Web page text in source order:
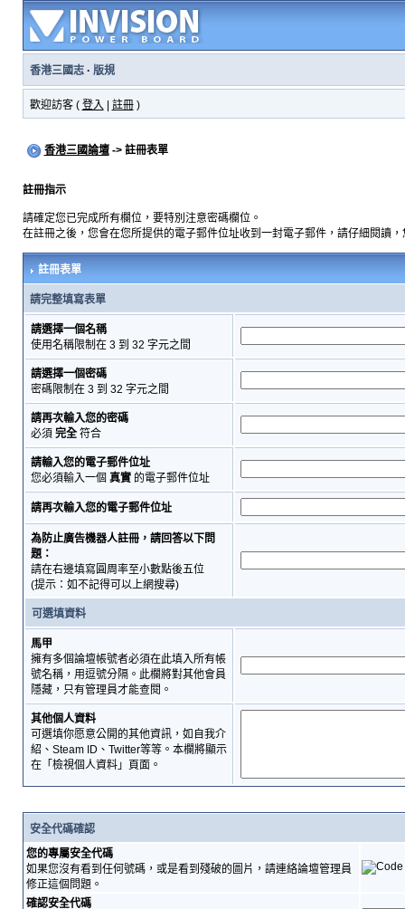
香港三國志· 版規
歡迎訪客 ( 登入 註冊)
香港三國論壇-> 註冊表單
註冊指示
請確定您已完成所有欄位，要特別注意密碼欄位。
在註冊之後，您會在您所提供的電子郵件位址收到一封電子郵件，請仔細閱讀
註冊表單
請完整填寫表單
請選擇一個名稱
使用名稱限制在 3 到 32 字元之間
請選擇一個密碼
密碼限制在 3 到 32 字元之間
請再次輸入您的密碼
必須 完全符合
請輸入您的電子郵件位址
您必須輸入一個 真實的電子郵件位址
請再次輸入您的電子郵件位址
為防止廣告機器人註冊，請回答以下問
題：
請在右邊填寫圓周率至小數點後五位
(提示：如不記得可以上網搜尋)
可選填資料
馬甲
擁有多個論壇帳號者必須在此填入所有帳
號名稱，用逗號分隔。此欄將對其他會員
隱藏，只有管理員才能查閱。
其他個人資料
可選填你愿意公開的其他資訊，如自我介
紹、Steam ID、Twitter等等。本欄將顯示
在「檢視個人資料」頁面。
安全代碼確認
您的專屬安全代碼
如果您沒有看到任何號碼，或是看到殘破的圖片，請連絡論壇管理員
修正這個問題。
確認安全代碼